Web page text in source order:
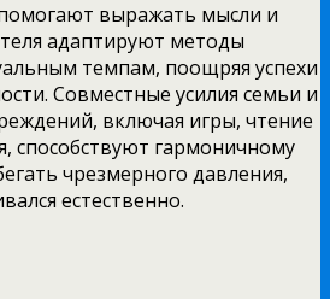
выражать мысли и
адаптируют методы
темпам, поощряя успехи
Совместные усилия семьи и
включая игры, чтение
способствуют гармоничному
чрезмерного давления,
естественно.